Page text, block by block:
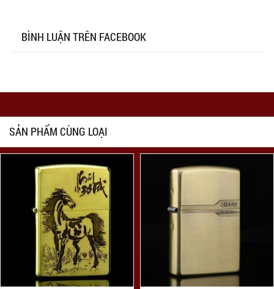
BÌNH LUẬN TRÊN FACEBOOK
SẢN PHẨM CÙNG LOẠI